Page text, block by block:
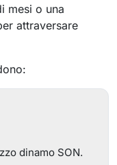
mesi o una
attraversare
dinamo SON.